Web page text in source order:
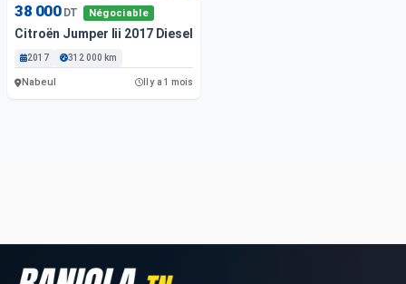
38 000 DT Négociable
Citroën Jumper Iii 2017 Diesel Nabeul
2017 312 000 km
Nabeul Il y a 1 mois